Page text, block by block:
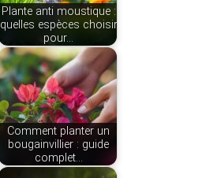
Plante anti moustique :
quelles espèces choisir
pour…
Comment planter un
bougainvillier : guide
complet…